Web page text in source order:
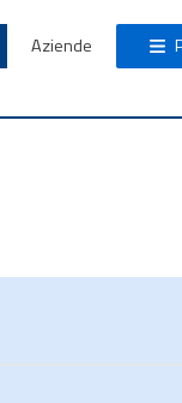
Aziende